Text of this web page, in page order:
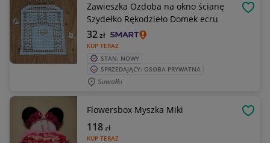
Zawieszka Ozdoba na okno ścianę
Szydełko Rękodzieło Domek ecru
KUP TERAZ
32zł
STAN: NOWY
SPRZEDAJĄCY: OSOBA PRYWATNA
Suwałki
Flowersbox Myszka Miki
KUP TERAZ
118zł